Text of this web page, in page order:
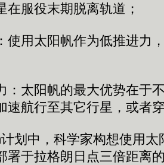
在服役末期脱离轨道；
用太阳帆作为低推进力
太阳帆的最大优势在于
速航行至其它行星，或者
中，科学家构想使用太
署于拉格朗日点三倍距离